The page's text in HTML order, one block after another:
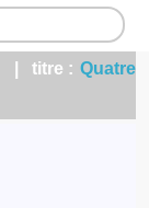
| titre : Quatre